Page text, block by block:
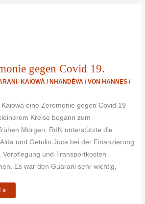
gegen Covid 19.
KAIOWÁ / NHANDÉVA / VON HANNES/
eine Zeremonie gegen Covid 19
Kreise begann zum
Morgen. RdN unterstützte die
und Getulio Juca bei der Finanzierung
Verpflegung und Transportkosten
Es war den Guarani sehr wichtig,
»